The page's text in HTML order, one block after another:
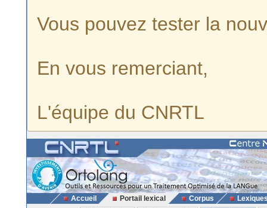
Vous pouvez tester la
En vous remerciant,
L'équipe du CNRTL
Accueil Portail lexical Corpus